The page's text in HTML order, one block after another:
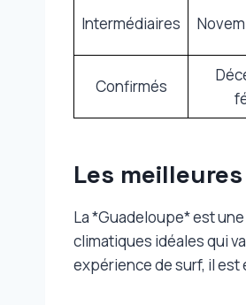
Intermédiaires
Confirmés
Les
La *Guadeloupe* est
climatiques idéales qui
expérience de surf, il